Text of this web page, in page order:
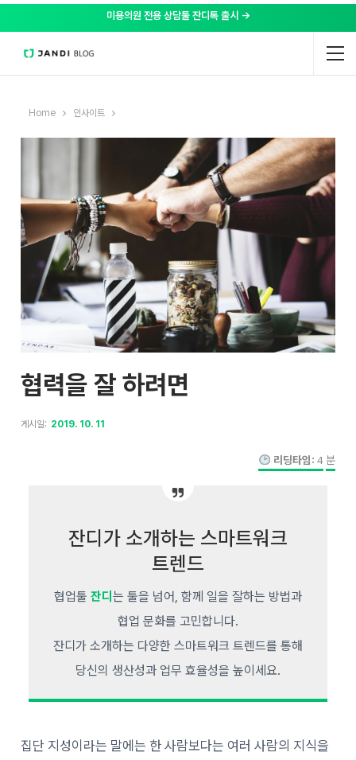
미용의원 전용 상담툴 잔디톡 출시 →
Home 인사이트
협력을 잘 하려면
게시일: 2019. 10. 11
리딩타임: 4 분
잔디가 소개하는 스마트워크
트렌드
협업툴 잔디 는 툴을 넘어, 함께 일을 잘하는 방법과
협업 문화를 고민합니다.
잔디가 소개하는 다양한 스마트워크 트렌드를 통해
당신의 생산성과 업무 효율성을 높이세요.
집단 지성이라는 말에는 한 사람보다는 여러 사람의 지식을